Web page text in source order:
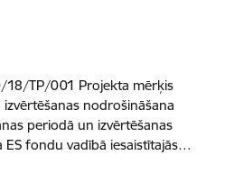
18/TP/001 Projekta mērķis
nodrošināšana
periodā un izvērtēšanas
ES fondu vadībā iesaistītajās…